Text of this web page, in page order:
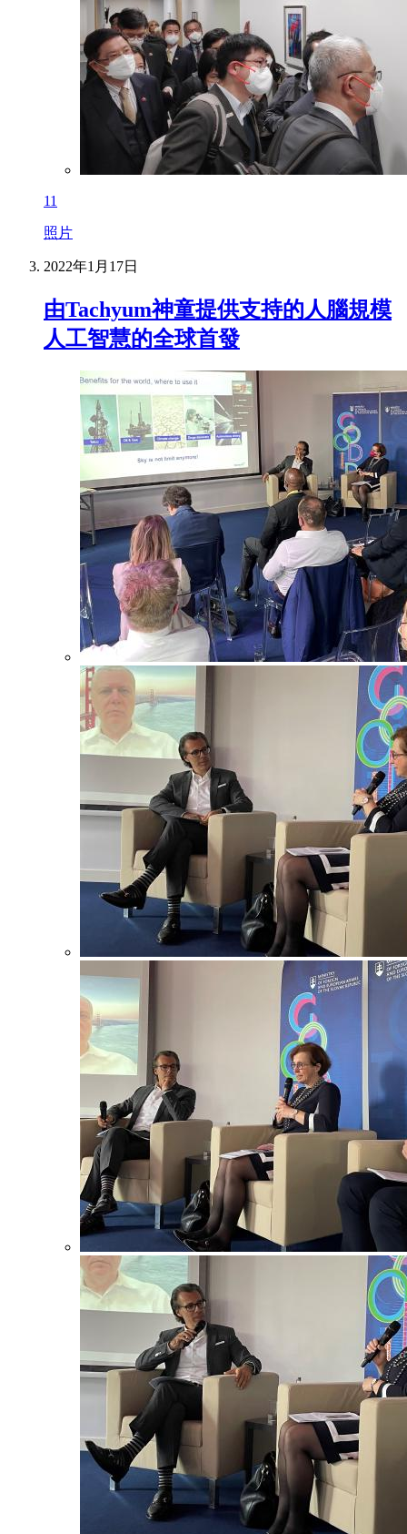
11
照片
2022年1月17日
由Tachyum神童提供支持的人腦規模
人工智慧的全球首發